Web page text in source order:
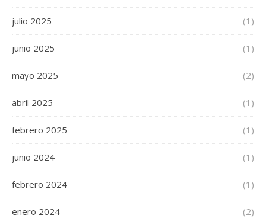
julio 2025 (1)
junio 2025 (1)
mayo 2025 (2)
abril 2025 (1)
febrero 2025 (1)
junio 2024 (1)
febrero 2024 (1)
enero 2024 (2)